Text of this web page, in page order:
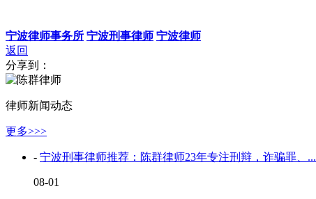
宁波律师事务所 宁波刑事律师 宁波律师
返回
分享到：
律师新闻动态
更多>>>
- 宁波刑事律师推荐：陈群律师23年专注刑辩，诈骗罪、...
08-01